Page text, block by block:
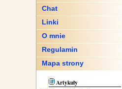
Chat
Linki
O mnie
Regulamin
Mapa strony
Artykuły